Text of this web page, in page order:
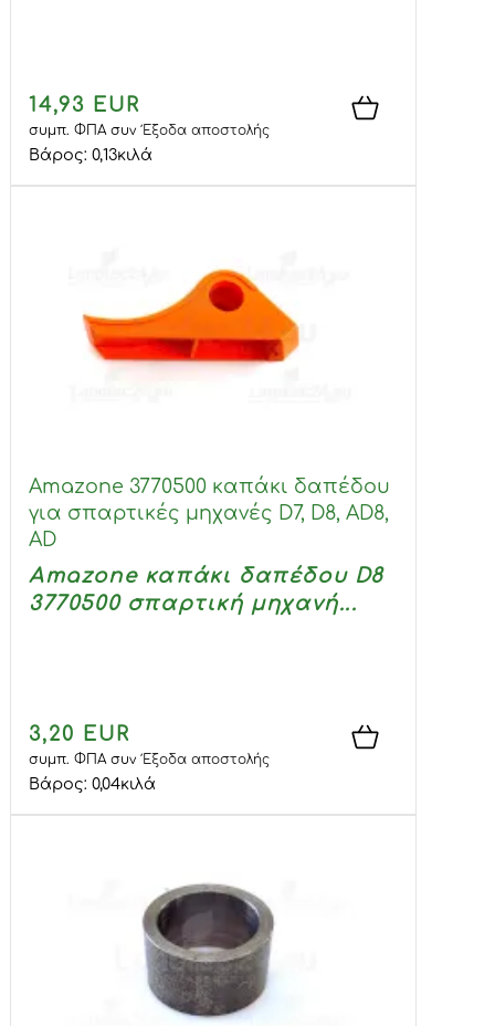
14,93 EUR
συμπ. ΦΠΑ συνΈξοδα αποστολής
Βάρος: 0,13κιλά
Amazone 3770500 καπάκι δαπέδου
για σπαρτικές μηχανές D7, D8, AD8,
AD
Amazone καπάκι δαπέδου D8
3770500 σπαρτική μηχανή...
3,20 EUR
συμπ. ΦΠΑ συνΈξοδα αποστολής
Βάρος: 0,04κιλά